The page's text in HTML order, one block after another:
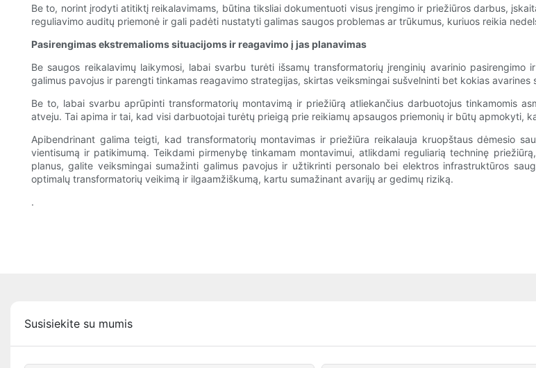
Be to, norint įrodyti atitiktį reikalavimams, būtina tiksliai dokumentuoti visus įrengimo ir priežiūros darbus,
reguliavimo auditų priemonė ir gali padėti nustatyti galimas saugos problemas ar trūkumus, kuriuos reikia
Pasirengimas ekstremalioms situacijoms ir reagavimo į jas planavimas
Be saugos reikalavimų laikymosi, labai svarbu turėti išsamų transformatorių įrenginių avarinio
galimus pavojus ir parengti tinkamas reagavimo strategijas, skirtas veiksmingai sušvelninti bet kokias avarines
Be to, labai svarbu aprūpinti transformatorių montavimą ir priežiūrą atliekančius darbuotojus tinkamomis
atveju. Tai apima ir tai, kad visi darbuotojai turėtų prieigą prie reikiamų apsaugos priemonių ir būtų apmokyti,
Apibendrinant galima teigti, kad transformatorių montavimas ir priežiūra reikalauja kruopštaus dėmesio
vientisumą ir patikimumą. Teikdami pirmenybę tinkamam montavimui, atlikdami reguliarią techninę
planus, galite veiksmingai sumažinti galimus pavojus ir užtikrinti personalo bei elektros infrastruktūros
optimalų transformatorių veikimą ir ilgaamžiškumą, kartu sumažinant avarijų ar gedimų riziką.
.
Susisiekite su mumis